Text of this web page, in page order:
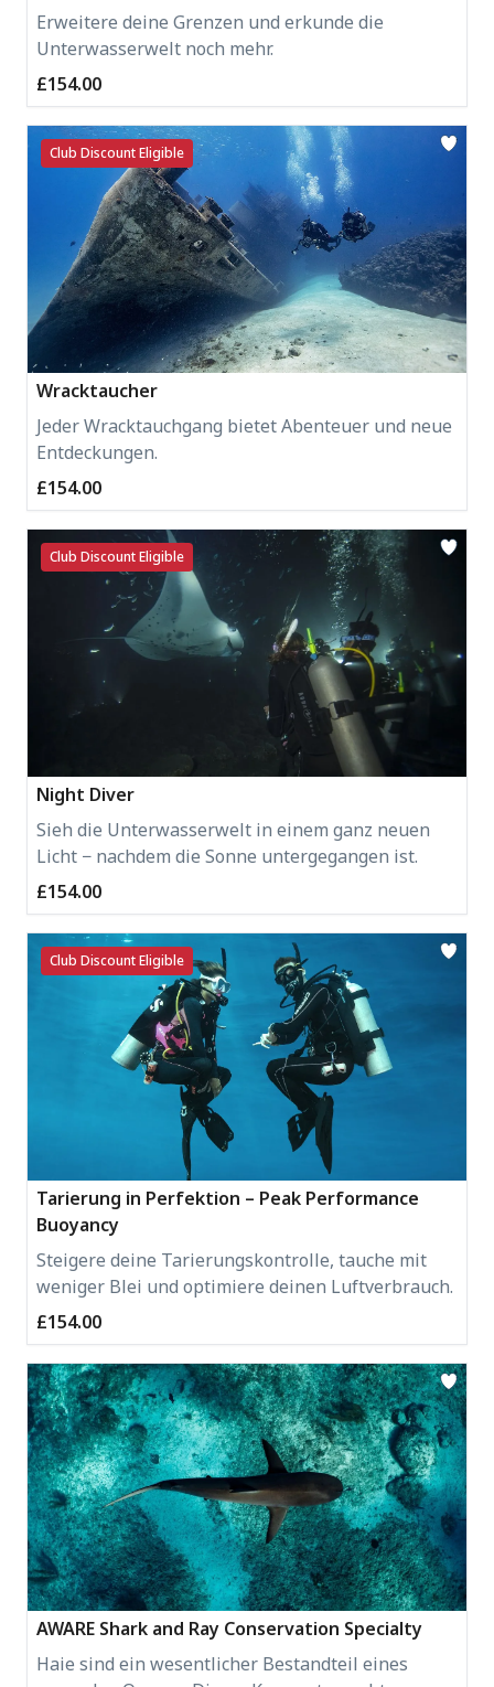
Erweitere deine Grenzen und erkunde die
Unterwasserwelt noch mehr.
£154.00
Club Discount Eligible
Wracktaucher
Jeder Wracktauchgang bietet Abenteuer und neue
Entdeckungen.
£154.00
Club Discount Eligible
Night Diver
Sieh die Unterwasserwelt in einem ganz neuen
Licht − nachdem die Sonne untergegangen ist.
£154.00
Club Discount Eligible
Tarierung in Perfektion – Peak Performance
Buoyancy
Steigere deine Tarierungskontrolle, tauche mit
weniger Blei und optimiere deinen Luftverbrauch.
£154.00
AWARE Shark and Ray Conservation Specialty
Haie sind ein wesentlicher Bestandteil eines